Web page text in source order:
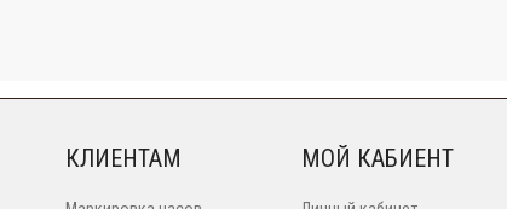
КЛИЕНТАМ МОЙ КАБИЕНТ